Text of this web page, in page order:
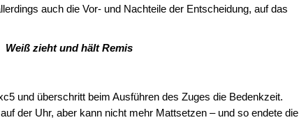
auch die Vor- und Nachteile der Entscheidung, auf das
Weiß zieht und hält Remis
und überschritt beim Ausführen des Zuges die Bedenkzeit.
der Uhr, aber kann nicht mehr Mattsetzen – und so endete die